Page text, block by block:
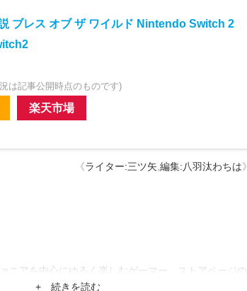
ブレス オブ ザ ワイルド Nintendo Switch 2
は記事公開時点のものです)
楽天市場
《ライター:三ツ矢,編集:八羽汰わちは》
ニアを中心にゆるく楽しむゲーマー。ストアページの
られています。
+ 続きを読む